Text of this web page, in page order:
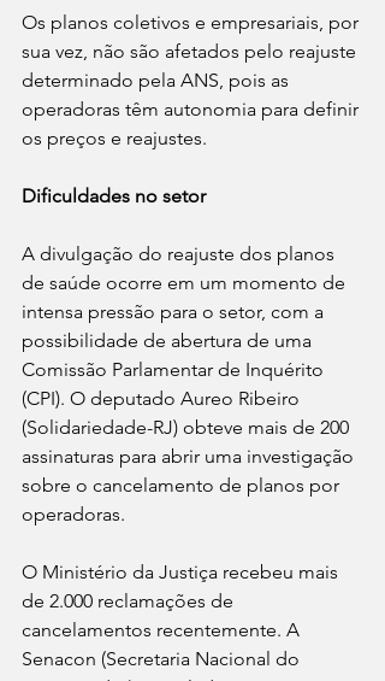
Os planos coletivos e empresariais, por
sua vez, não são afetados pelo reajuste
determinado pela ANS, pois as
operadoras têm autonomia para definir
os preços e reajustes.
Dificuldades no setor
A divulgação do reajuste dos planos
de saúde ocorre em um momento de
intensa pressão para o setor, com a
possibilidade de abertura de uma
Comissão Parlamentar de Inquérito
(CPI). O deputado Aureo Ribeiro
(Solidariedade-RJ) obteve mais de 200
assinaturas para abrir uma investigação
sobre o cancelamento de planos por
operadoras.
O Ministério da Justiça recebeu mais
de 2.000 reclamações de
cancelamentos recentemente. A
Senacon (Secretaria Nacional do